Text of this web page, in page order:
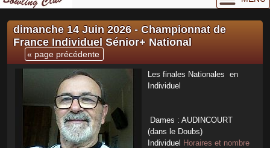
dimanche 14 Juin 2026 - Championnat de
France Individuel Sénior+ National
« page précédente
Les finales Nationales en
Individuel
Dames : AUDINCOURT
(dans le Doubs)
Individuel Horaires et nombre